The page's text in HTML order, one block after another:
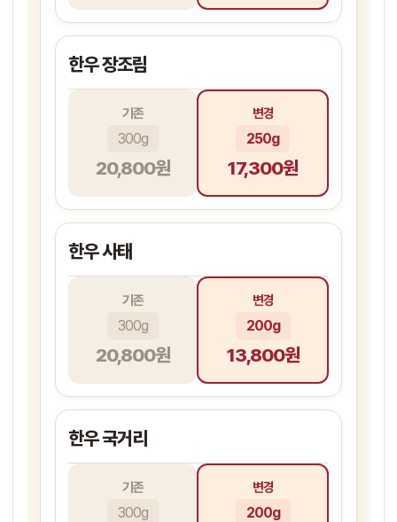
한우 장조림
기존
20,800원
300g
변경
17,300원
250g
한우 사태
기존
20,800원
300g
변경
13,800원
200g
한우 국거리
기존
300g
변경
200g